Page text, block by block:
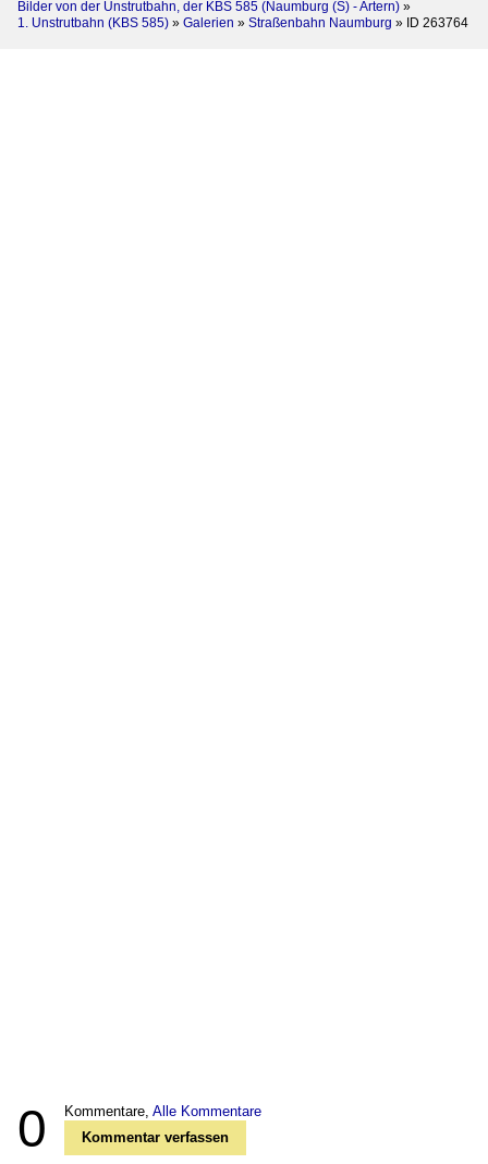
Bilder von der Unstrutbahn, der KBS 585 (Naumburg (S) - Artern) »
1. Unstrutbahn (KBS 585) » Galerien » Straßenbahn Naumburg » ID 263764
0 Kommentare, Alle Kommentare
Kommentar verfassen